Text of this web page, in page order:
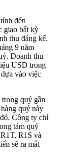
đến
giao bất kỳ
thu đáng kể.
9 năm
Doanh thu
USD trong
vào việc
quý gần
quý này
Công ty chỉ
tám quý
R1S và
sẽ ra mắt